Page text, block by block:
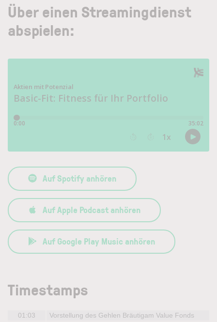
Über einen Streamingdienst
abspielen:
Auf Spotify anhören
Auf Apple Podcast anhören
Auf Google Play Music anhören
Timestamps
01:03
Vorstellung des Gehlen Bräutigam Value Fonds